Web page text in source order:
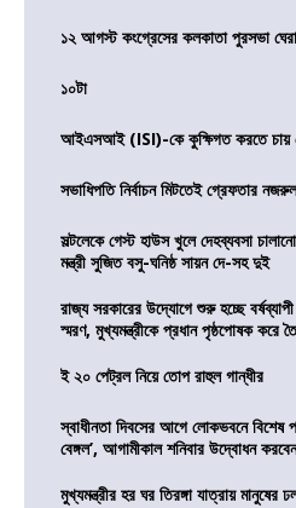
১২ আগস্ট কংগ্রেসের কলকাতা পুরসভা
১০টা
আইএসআই (ISI)-কে কুক্ষিগত করতে চায়
সভাধিপতি নির্বাচন মিটতেই গ্রেফতার
সল্টলেকে গেস্ট হাউস খুলে দেহব্যবসা
মন্ত্রী সুজিত বসু-ঘনিষ্ঠ সায়ন দে-সহ দুই
রাজ্য সরকারের উদ্যোগে শুরু হচ্ছে
স্মরণ, মুখ্যমন্ত্রীকে প্রধান পৃষ্ঠপোষক করে
ই ২০ পেট্রল নিয়ে তোপ রাহুল গান্ধীর
স্বাধীনতা দিবসের আগে লোকভবনে বিশেষ
বেঙ্গল’, আগামীকাল শনিবার উদ্বোধন
মুখ্যমন্ত্রীর হর ঘর তিরঙ্গা যাত্রায় মানুষের